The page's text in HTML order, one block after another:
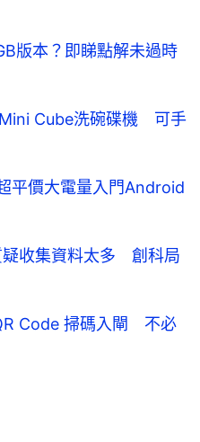
版本？即睇點解未過時
Mini Cube洗碗碟機 可手
平價大電量入門Android
疑收集資料太多 創科局
Code 掃碼入閘 不必